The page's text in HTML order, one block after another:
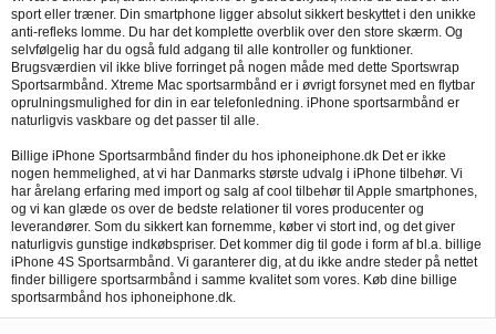
sport eller træner. Din smartphone ligger absolut sikkert beskyttet i den unikke
anti-refleks lomme. Du har det komplette overblik over den store skærm. Og
selvfølgelig har du også fuld adgang til alle kontroller og funktioner.
Brugsværdien vil ikke blive forringet på nogen måde med dette Sportswrap
Sportsarmbånd. Xtreme Mac sportsarmbånd er i øvrigt forsynet med en flytbar
oprulningsmulighed for din in ear telefonledning. iPhone sportsarmbånd er
naturligvis vaskbare og det passer til alle.
Billige iPhone Sportsarmbånd finder du hos iphoneiphone.dk Det er ikke
nogen hemmelighed, at vi har Danmarks største udvalg i iPhone tilbehør. Vi
har årelang erfaring med import og salg af cool tilbehør til Apple smartphones,
og vi kan glæde os over de bedste relationer til vores producenter og
leverandører. Som du sikkert kan fornemme, køber vi stort ind, og det giver
naturligvis gunstige indkøbspriser. Det kommer dig til gode i form af bl.a. billige
iPhone 4S Sportsarmbånd. Vi garanterer dig, at du ikke andre steder på nettet
finder billigere sportsarmbånd i samme kvalitet som vores. Køb dine billige
sportsarmbånd hos iphoneiphone.dk.